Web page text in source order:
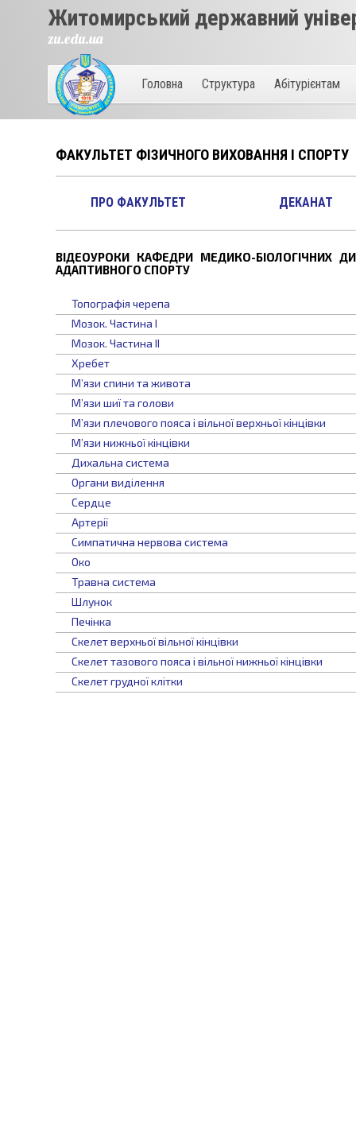
Житомирський державний
zu.edu.ua
Головна Структура Абітурієнтам
ФАКУЛЬТЕТ ФІЗИЧНОГО ВИХОВАННЯ І СПОРТУ
ПРО ФАКУЛЬТЕТ ДЕКАНАТ
ВІДЕОУРОКИ КАФЕДРИ МЕДИКО-БІОЛОГІЧНИХ
АДАПТИВНОГО СПОРТУ
Топографія черепа
Мозок. Частина I
Мозок. Частина II
Хребет
М’язи спини та живота
М’язи шиї та голови
М’язи плечового пояса і вільної верхньої кінцівки
М’язи нижньої кінцівки
Дихальна система
Органи виділення
Сердце
Артерії
Симпатична нервова система
Око
Травна система
Шлунок
Печінка
Скелет верхньої вільної кінцівки
Скелет тазового пояса і вільної нижньої кінцівки
Скелет грудної клітки